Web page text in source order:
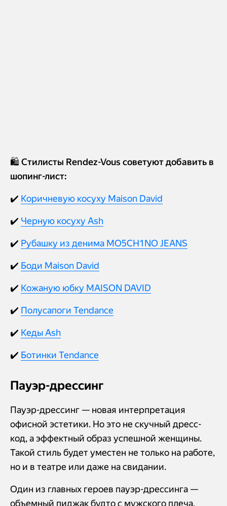
🛍️ Стилисты Rendez-Vous советуют добавить в
шопинг-лист:
✔️ Коричневую косуху Maison David
✔️ Черную косуху Ash
✔️ Рубашку из денима MO5CH1NO JEANS
✔️ Боди Maison David
✔️ Кожаную юбку MAISON DAVID
✔️ Полусапоги Tendance
✔️ Кеды Ash
✔️ Ботинки Tendance
Пауэр-дрессинг
Пауэр-дрессинг — новая интерпретация
офисной эстетики. Но это не скучный дресс-
код, а эффектный образ успешной женщины.
Такой стиль будет уместен не только на работе,
но и в театре или даже на свидании.
Один из главных героев пауэр-дрессинга —
объемный пиджак будто с мужского плеча.